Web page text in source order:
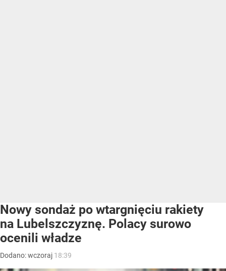
Nowy sondaż po wtargnięciu rakiety
na Lubelszczyznę. Polacy surowo
ocenili władze
Dodano:wczoraj 18:39